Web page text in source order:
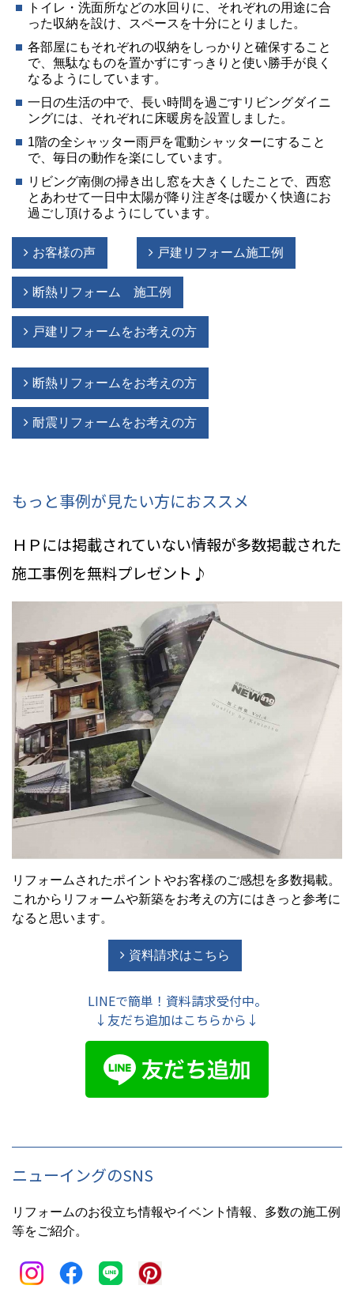
トイレ・洗面所などの水回りに、それぞれの用途に合
った収納を設け、スペースを十分にとりました。
各部屋にもそれぞれの収納をしっかりと確保すること
で、無駄なものを置かずにすっきりと使い勝手が良く
なるようにしています。
一日の生活の中で、長い時間を過ごすリビングダイニ
ングには、それぞれに床暖房を設置しました。
1階の全シャッター雨戸を電動シャッターにすること
で、毎日の動作を楽にしています。
リビング南側の掃き出し窓を大きくしたことで、西窓
とあわせて一日中太陽が降り注ぎ冬は暖かく快適にお
過ごし頂けるようにしています。
お客様の声 戸建リフォーム施工例
断熱リフォーム 施工例
戸建リフォームをお考えの方
断熱リフォームをお考えの方
耐震リフォームをお考えの方
もっと事例が見たい方におススメ
ＨＰには掲載されていない情報が多数掲載された
施工事例を無料プレゼント♪
リフォームされたポイントやお客様のご感想を多数掲載。
これからリフォームや新築をお考えの方にはきっと参考に
なると思います。
資料請求はこちら
LINEで簡単！資料請求受付中。
↓友だち追加はこちらから↓
ニューイングのSNS
リフォームのお役立ち情報やイベント情報、多数の施工例
等をご紹介。